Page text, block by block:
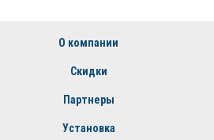
О компании
Скидки
Партнеры
Установка